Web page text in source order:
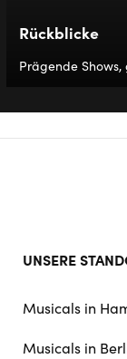
Rückblicke
Prägende
doormat
UNSERE
Musicals in
Musicals in